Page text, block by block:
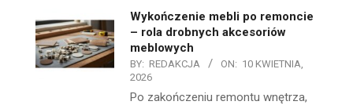
Wykończenie mebli po remoncie
– rola drobnych akcesoriów
meblowych
BY: REDAKCJA ON: 10 KWIETNIA,
2026
Po zakończeniu remontu wnętrza,